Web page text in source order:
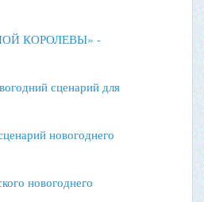
КОРОЛЕВЫ» -
сценарий для
новогоднего
новогоднего